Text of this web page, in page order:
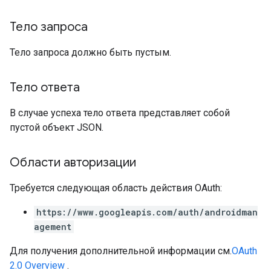
Тело запроса
Тело запроса должно быть пустым.
Тело ответа
В случае успеха тело ответа представляет собой
пустой объект JSON.
Области авторизации
Требуется следующая область действия OAuth:
https://www.googleapis.com/auth/androidman
agement
Для получения дополнительной информации см.OAuth
2.0 Overview .